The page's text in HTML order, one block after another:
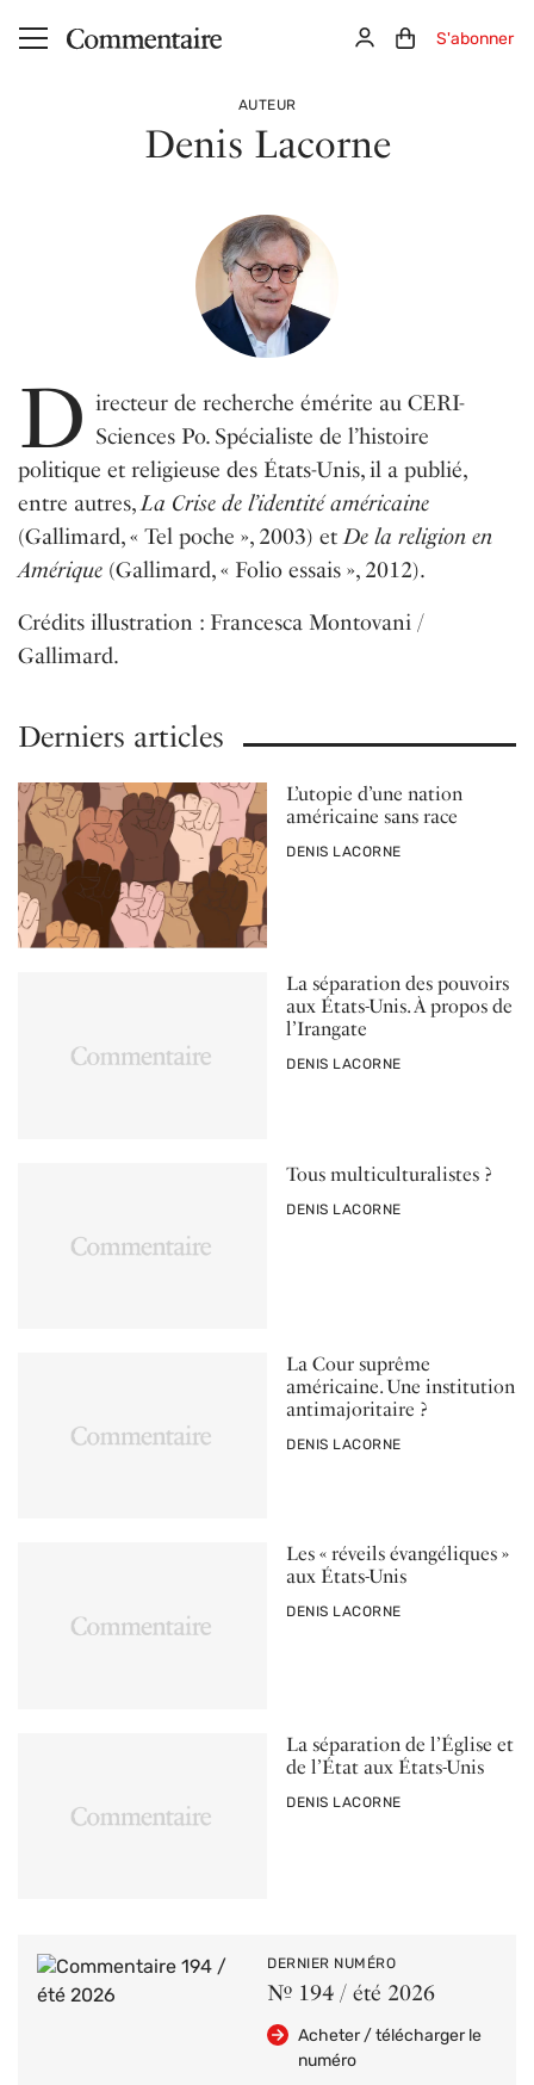
Aller au contenu principal ConnexionPanier (0)
S'abonner
AUTEUR
Denis Lacorne
D irecteur de recherche émérite au CERI-
Sciences Po. Spécialiste de l’histoire
politique et religieuse des États-Unis, il a publié,
entre autres, La Crise de l’identité américaine
(Gallimard, « Tel poche », 2003) et De la religion en
Amérique (Gallimard,« Folio essais », 2012).
Crédits illustration : Francesca Montovani /
Gallimard.
Derniers articles
L’utopie d’une nation
américaine sans race
PAR
DENIS LACORNE
La séparation des pouvoirs
aux États-Unis. À propos de
l’Irangate
PAR
DENIS LACORNE
Tous multiculturalistes ?
PAR
DENIS LACORNE
La Cour suprême
américaine. Une institution
antimajoritaire ?
PAR
DENIS LACORNE
Les « réveils évangéliques »
aux États-Unis
PAR
DENIS LACORNE
La séparation de l’Église et
de l’État aux États-Unis
PAR
DENIS LACORNE
DERNIER NUMÉRO
Nº 194 / été 2026
Acheter / télécharger le
numéro